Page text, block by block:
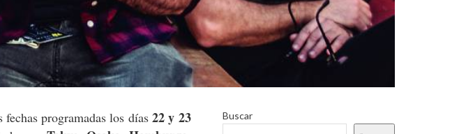
programadas los días 22 y 23
Buscar